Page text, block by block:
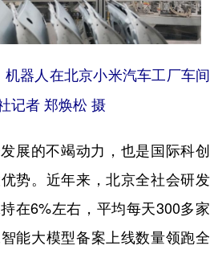
机器人在北京小米汽车工厂车间
记者 郑焕松 摄
的不竭动力，也是国际科创
势。近年来，北京全社会研发
在6%左右，平均每天300多家
能大模型备案上线数量领跑全